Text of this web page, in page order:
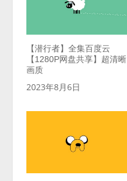
【潜行者】全集百度云
【1280P网盘共享】超清晰
画质
2023年8月6日